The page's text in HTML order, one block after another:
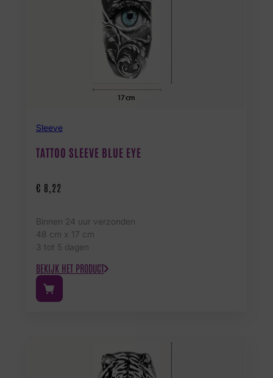
Sleeve
TATTOO SLEEVE BLUE EYE
€ 8,22
Binnen 24 uur verzonden
48 cm x 17 cm
3 tot 5 dagen
BEKIJK HET PRODUCT